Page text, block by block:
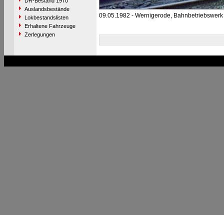
Auslandsbestände
Lokbestandslisten
Erhaltene Fahrzeuge
Zerlegungen
09.05.1982 - Wernigerode, Bahnbetriebswerk